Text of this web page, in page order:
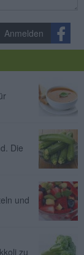
Anmelden
Die
und
zu